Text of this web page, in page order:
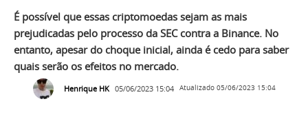
É possível que essas criptomoedas sejam as mais
prejudicadas pelo processo da SEC contra a Binance. No
entanto, apesar do choque inicial, ainda é cedo para saber
quais serão os efeitos no mercado.
Henrique HK 05/06/2023 15:04 Atualizado 05/06/2023 15:04